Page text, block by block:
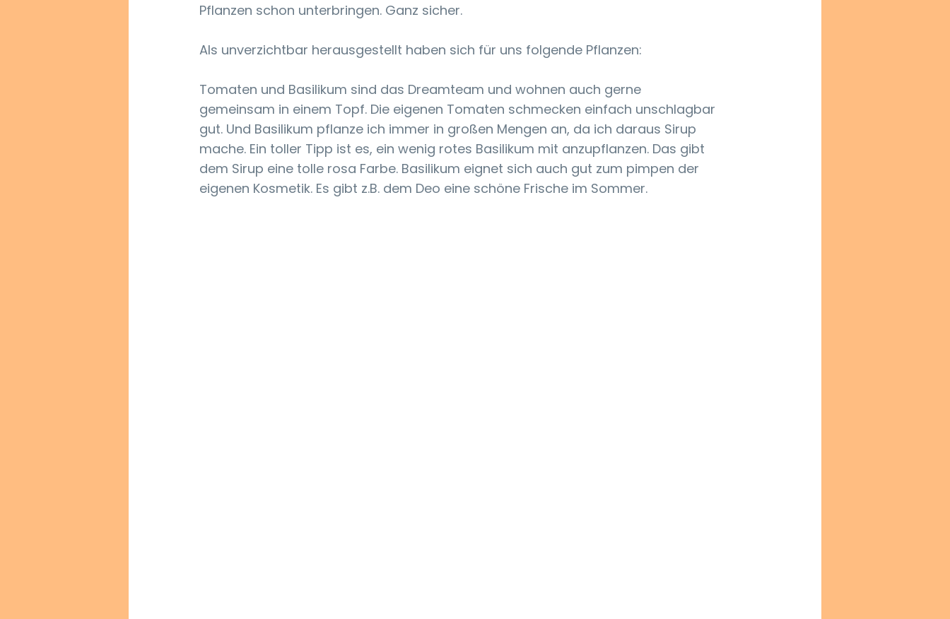
Pflanzen schon unterbringen. Ganz sicher.
Als unverzichtbar herausgestellt haben sich für uns folgende Pflanzen:
Tomaten und Basilikum sind das Dreamteam und wohnen auch gerne
gemeinsam in einem Topf. Die eigenen Tomaten schmecken einfach unschlagbar
gut. Und Basilikum pflanze ich immer in großen Mengen an, da ich daraus Sirup
mache. Ein toller Tipp ist es, ein wenig rotes Basilikum mit anzupflanzen. Das gibt
dem Sirup eine tolle rosa Farbe. Basilikum eignet sich auch gut zum pimpen der
eigenen Kosmetik. Es gibt z.B. dem Deo eine schöne Frische im Sommer.